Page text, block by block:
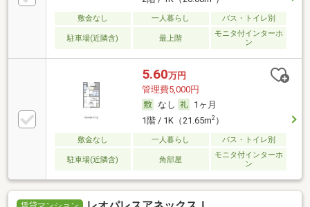
敷金なし 一人暮らし バス・トイレ別
駐車場(近隣含) 最上階
モニタ付インターホ
ン
5.60万円
管理費5,000円
なし
1ヶ月
1階 / 1K（21.65m2）
敷金なし 一人暮らし バス・トイレ別
駐車場(近隣含) 角部屋
モニタ付インターホ
ン